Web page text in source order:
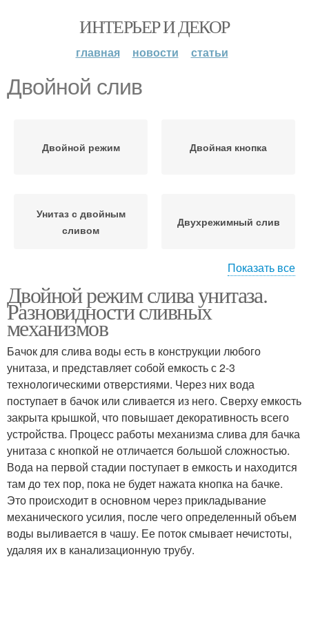
ИНТЕРЬЕР И ДЕКОР
главная новости статьи
Двойной слив
Двойной режим Двойная кнопка
Унитаз с двойным
сливом
Двухрежимный слив
Унитаз с двойной
кнопкой
Показать все
Двойной режим слива унитаза.
Разновидности сливных
механизмов
Бачок для слива воды есть в конструкции любого
унитаза, и представляет собой емкость с 2-3
технологическими отверстиями. Через них вода
поступает в бачок или сливается из него. Сверху емкость
закрыта крышкой, что повышает декоративность всего
устройства. Процесс работы механизма слива для бачка
унитаза с кнопкой не отличается большой сложностью.
Вода на первой стадии поступает в емкость и находится
там до тех пор, пока не будет нажата кнопка на бачке.
Это происходит в основном через прикладывание
механического усилия, после чего определенный объем
воды выливается в чашу. Ее поток смывает нечистоты,
удаляя их в канализационную трубу.